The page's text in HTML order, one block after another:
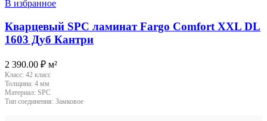
В избранное
Кварцевый SPC ламинат Fargo Comfort XXL DL
1603 Дуб Кантри
2 390.00 ₽ м²
Класс: 42 класс
Толщина: 4 мм
Материал: SPC
Тип соединения: Замковое